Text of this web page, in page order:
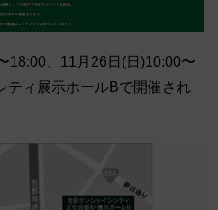
18:00、11月26日(日)10:00〜
ティ展示ホールBで開催され